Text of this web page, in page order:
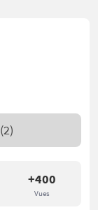
+400
Vues
(2)